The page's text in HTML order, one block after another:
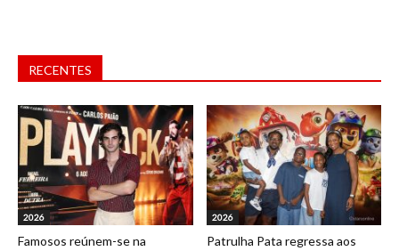
RECENTES
2026
Famosos reúnem-se na
2026
Patrulha Pata regressa aos